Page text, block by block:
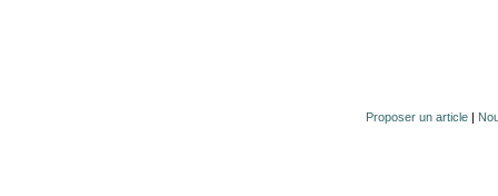
Proposer un article |